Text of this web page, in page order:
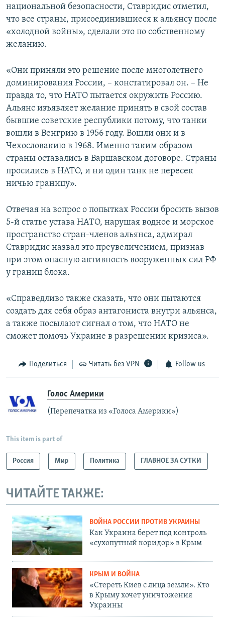
национальной безопасности, Ставридис отметил,
что все страны, присоединившиеся к альянсу после
«холодной войны», сделали это по собственному
желанию.
«Они приняли это решение после многолетнего
доминирования России, – констатировал он. – Не
правда то, что НАТО пытается окружить Россию.
Альянс изъявляет желание принять в свой состав
бывшие советские республики потому, что танки
вошли в Венгрию в 1956 году. Вошли они и в
Чехословакию в 1968. Именно таким образом
страны оставались в Варшавском договоре. Страны
просились в НАТО, и ни один танк не пересек
ничью границу».
Отвечая на вопрос о попытках России бросить вызов
5-й статье устава НАТО, нарушая водное и морское
пространство стран-членов альянса, адмирал
Ставридис назвал это преувеличением, признав
при этом опасную активность вооруженных сил РФ
у границ блока.
«Справедливо также сказать, что они пытаются
создать для себя образ антагониста внутри альянса,
а также посылают сигнал о том, что НАТО не
сможет помочь Украине в разрешении кризиса».
Поделиться Читать без VPN Follow us
Голос Америки
(Перепечатка из «Голоса Америки»)
This item is part of
Россия Мир Политика ГЛАВНОЕ ЗА СУТКИ
ЧИТАЙТЕ ТАКЖЕ:
ВОЙНА РОССИИ ПРОТИВ УКРАИНЫ
Как Украина берет под контроль
«сухопутный коридор» в Крым
КРЫМ И ВОЙНА
«Стереть Киев с лица земли». Кто
в Крыму хочет уничтожения
Украины